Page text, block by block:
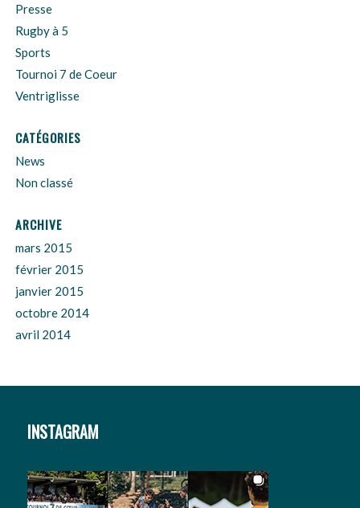
Presse
Rugby à 5
Sports
Tournoi 7 de Coeur
Ventriglisse
CATÉGORIES
News
Non classé
ARCHIVE
mars 2015
février 2015
janvier 2015
octobre 2014
avril 2014
INSTAGRAM